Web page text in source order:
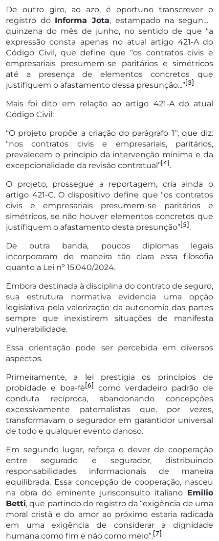
De outro giro, ao azo, é oportuno transcrever o
registro do Informa Jota, estampado na segunda
quinzena do mês de junho, no sentido de que “a
expressão consta apenas no atual artigo 421-A do
Código Civil, que define que “os contratos civis e
empresariais presumem-se paritários e simétricos
até a presença de elementos concretos que
justifiquem o afastamento dessa presunção...” [3]
Mais foi dito em relação ao artigo 421-A do atual
Código Civil:
“O projeto propõe a criação do parágrafo 1º, que diz:
“nos contratos civis e empresariais, paritários,
prevalecem o princípio da intervenção mínima e da
excepcionalidade da revisão contratual” [4] .
O projeto, prossegue a reportagem, cria ainda o
artigo 421-C. O dispositivo define que “os contratos
civis e empresariais presumem-se paritários e
simétricos, se não houver elementos concretos que
justifiquem o afastamento desta presunção” [5] .
De outra banda, poucos diplomas legais
incorporaram de maneira tão clara essa filosofia
quanto a Lei nº 15.040/2024.
Embora destinada à disciplina do contrato de seguro,
sua estrutura normativa evidencia uma opção
legislativa pela valorização da autonomia das partes
sempre que inexistirem situações de manifesta
vulnerabilidade.
Essa orientação pode ser percebida em diversos
aspectos.
Primeiramente, a lei prestigia os princípios de
probidade e boa-fé [6]
como verdadeiro padrão de
conduta recíproca, abandonando concepções
excessivamente paternalistas que, por vezes,
transformavam o segurador em garantidor universal
de todo e qualquer evento danoso.
Em segundo lugar, reforça o dever de cooperação
entre segurado e segurador, distribuindo
responsabilidades informacionais de maneira
equilibrada. Essa concepção de cooperação, nasceu
na obra do eminente jurisconsulto italiano Emilio
Betti, que partindo do registro da “exigência de uma
moral cristã e do amor ao próximo estaria radicada
em uma exigência de considerar a dignidade
humana como fim e não como meio”. [7]